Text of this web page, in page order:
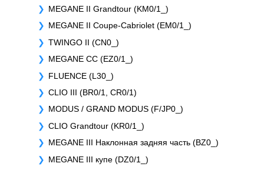
MEGANE II Grandtour (KM0/1_)
MEGANE II Coupe-Cabriolet (EM0/1_)
TWINGO II (CN0_)
MEGANE CC (EZ0/1_)
FLUENCE (L30_)
CLIO III (BR0/1, CR0/1)
MODUS / GRAND MODUS (F/JP0_)
CLIO Grandtour (KR0/1_)
MEGANE III Наклонная задняя часть (BZ0_)
MEGANE III купе (DZ0/1_)